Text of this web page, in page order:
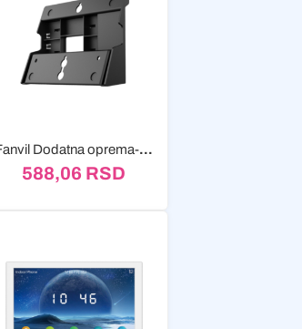
Fanvil Dodatna oprema-Stalak WB102
588,06 RSD